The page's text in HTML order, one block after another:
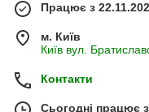
Працює з
м. Київ
Київ вул.
Контакти
Сьогодні працює